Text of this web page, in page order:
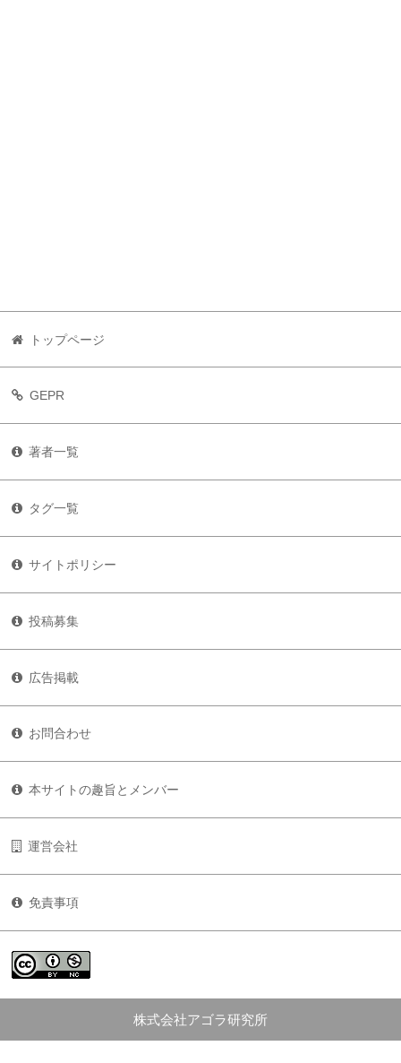
トップページ
GEPR
著者一覧
タグ一覧
サイトポリシー
投稿募集
広告掲載
お問合わせ
本サイトの趣旨とメンバー
運営会社
免責事項
株式会社アゴラ研究所